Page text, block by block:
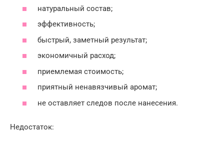
натуральный состав;
эффективность;
быстрый, заметный результат;
экономичный расход;
приемлемая стоимость;
приятный ненавязчивый аромат;
не оставляет следов после нанесения.
Недостаток: